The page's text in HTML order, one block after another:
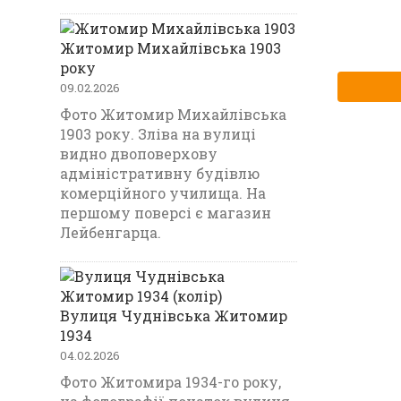
Житомир Михайлівська 1903
року
09.02.2026
Фото Житомир Михайлівська
1903 року. Зліва на вулиці
видно двоповерхову
адміністративну будівлю
комерційного училища. На
першому поверсі є магазин
Лейбенгарца.
Вулиця Чуднівська Житомир
1934
04.02.2026
Фото Житомира 1934-го року,